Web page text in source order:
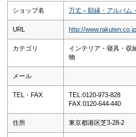
ショップ名 万丈～額縁・アルバム
URL http://
カテゴリ
インテリア・寝具・収
物
メール
TEL・FAX
TEL:0120-973-828
FAX:0120-644-440
住所 東京都港区芝3-28-2